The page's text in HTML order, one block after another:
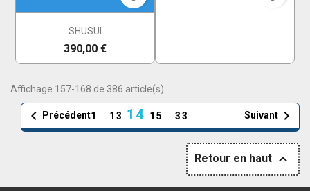
SHUSUI
390,00 €
Affichage 157-168 de 386 article(s)
 Précédent1 … 13 14 15 … 33 Suivant 
Retour en haut 